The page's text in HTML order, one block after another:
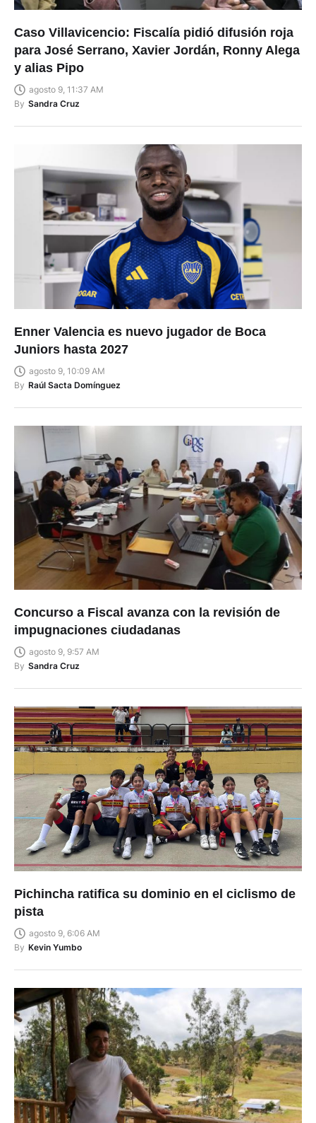
Caso Villavicencio: Fiscalía pidió difusión roja
para José Serrano, Xavier Jordán, Ronny Alega
y alias Pipo
agosto 9, 11:37 AM
By Sandra Cruz
Enner Valencia es nuevo jugador de Boca
Juniors hasta 2027
agosto 9, 10:09 AM
By Raúl Sacta Domínguez
Concurso a Fiscal avanza con la revisión de
impugnaciones ciudadanas
agosto 9, 9:57 AM
By Sandra Cruz
Pichincha ratifica su dominio en el ciclismo de
pista
agosto 9, 6:06 AM
By Kevin Yumbo